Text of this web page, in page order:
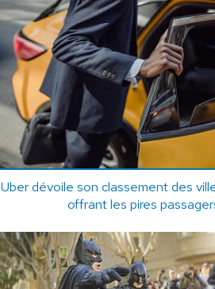
Uber dévoile son classement des
offrant les pires